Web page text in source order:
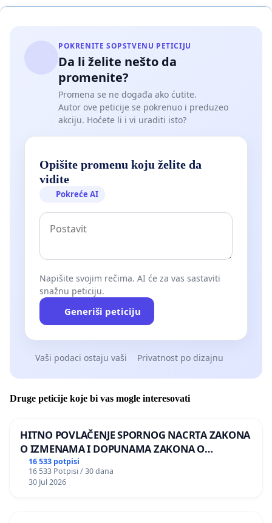
POKRENITE SOPSTVENU PETICIJU
Da li želite nešto da
promenite?
Promena se ne događa ako ćutite.
Autor ove peticije se pokrenuo i preduzeo
akciju. Hoćete li i vi uraditi isto?
Opišite promenu koju želite da
vidite
Pokreće AI
Napišite svojim rečima. AI će za vas sastaviti
snažnu peticiju.
Generiši peticiju
Vaši podaci ostaju vaši Privatnost po dizajnu
Druge peticije koje bi vas mogle interesovati
HITNO POVLAČENJE SPORNOG NACRTA ZAKONA
O IZMENAMA I DOPUNAMA ZAKONA O
DOBROBITI ŽIVOTINJA
16 533 potpisi
16 533 Potpisi / 30 dana
30 Jul 2026